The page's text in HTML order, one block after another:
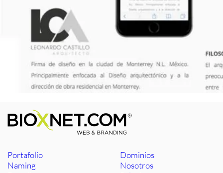
Portafolio
Naming
Dominios
Nosotros